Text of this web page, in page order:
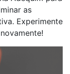
as
Experimente